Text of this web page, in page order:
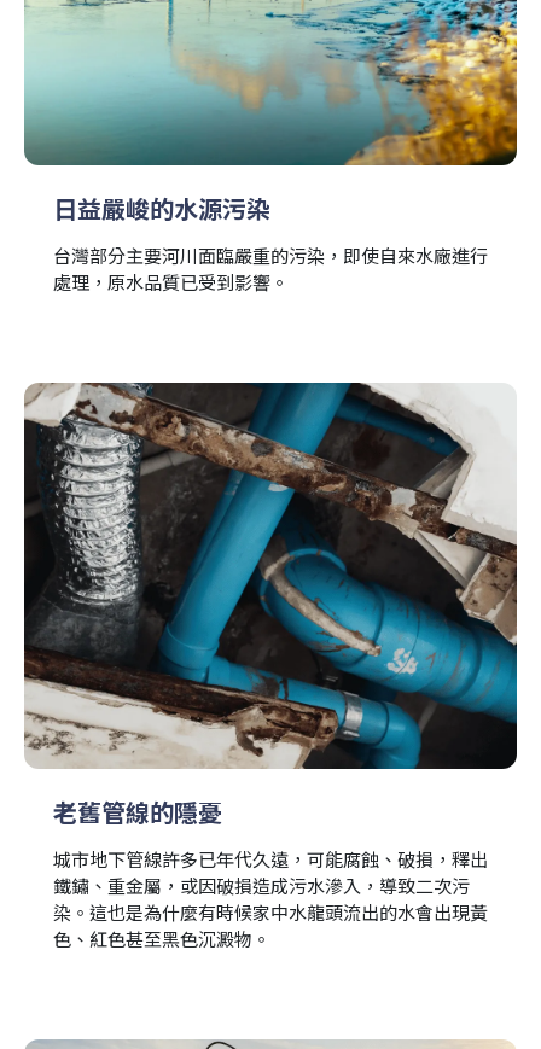
日益嚴峻的水源污染
台灣部分主要河川面臨嚴重的污染，即使自來水廠進行
處理，原水品質已受到影響。
老舊管線的隱憂
城市地下管線許多已年代久遠，可能腐蝕、破損，釋出
鐵鏽、重金屬，或因破損造成污水滲入，導致二次污
染。這也是為什麼有時候家中水龍頭流出的水會出現黃
色、紅色甚至黑色沉澱物。